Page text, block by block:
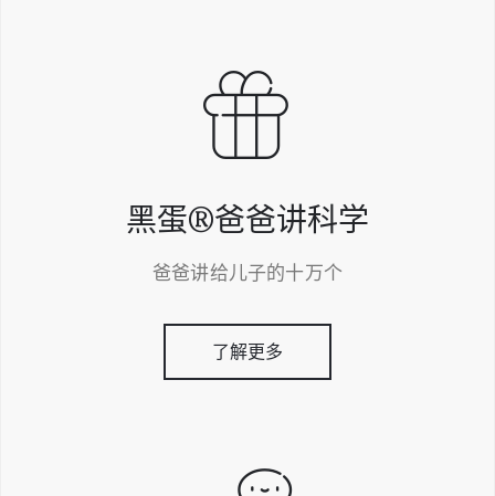
黑蛋®爸爸讲科学
爸爸讲给儿子的十万个
了解更多